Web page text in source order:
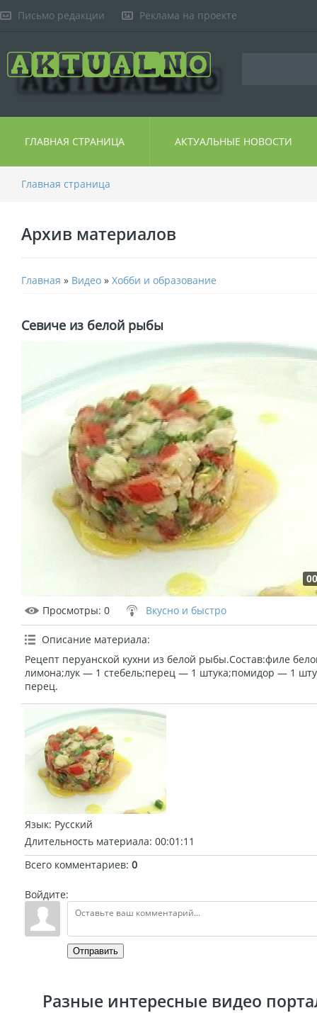
Письмо редакции Реклама на проекте
ГЛАВНАЯ СТРАНИЦА АКТУАЛЬНЫЕ НОВОСТИ
Главная страница
Архив материалов
Главная » Видео » Хобби и образование
Севиче из белой рыбы
Просмотры: 0 Вкусно и быстро
Описание материала:
Рецепт перуанской кухни из белой рыбы.Состав:филе
лимона;лук — 1 стебель;перец — 1 штука;помидор — 1
перец.
Язык: Русский
Длительность материала: 00:01:11
Всего комментариев: 0
Войдите:
Отправить
Разные интересные видео